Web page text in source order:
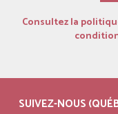
Consultez la
SUIVEZ-NOUS